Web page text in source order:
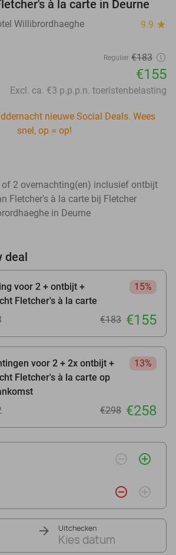
à la carte in Deurne
Willibrordhaeghe 9.9 star
Regulier €183
€155
Excl. ca. €3 p.p.p.n. toeristenbelasting
nieuwe Social Deals. Wees
snel, op = op!
of 2 overnachting(en) inclusief ontbijt
Fletcher's à la carte bij Fletcher
in Deurne
deal
voor 2 + ontbijt +
Fletcher's à la carte
15%
€183 €155
voor 2 + 2x ontbijt +
Fletcher's à la carte op
13%
€298 €258
remove_circle_outline add_circle_outline
remove_circle_outline add_circle_outline
Uitchecken
Kies datum